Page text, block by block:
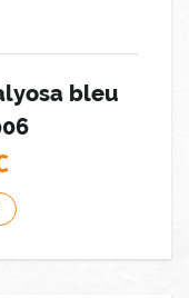
bleu